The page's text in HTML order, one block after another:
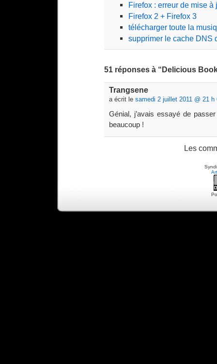
Firefox : erreur de mise à
Firefox 2 + Firefox 3
télécharger toute la
supprimer le cache DNS
51 réponses à “Delicious
Trangsene
a écrit le samedi 2 juillet 2011 @ 21 h
Génial, j’avais essayé de
beaucoup !
Les